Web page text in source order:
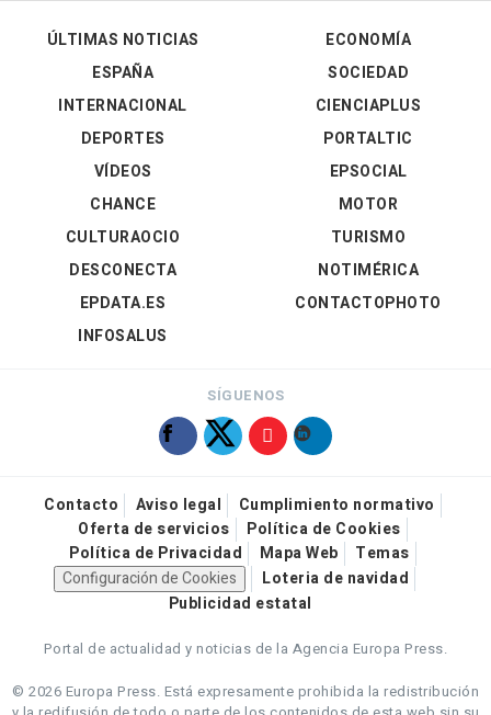
ÚLTIMAS NOTICIAS
ESPAÑA
INTERNACIONAL
DEPORTES
VÍDEOS
ECONOMÍA
SOCIEDAD
CIENCIAPLUS
PORTALTIC
EPSOCIAL
CHANCE
CULTURAOCIO
DESCONECTA
EPDATA.ES
INFOSALUS
MOTOR
TURISMO
NOTIMÉRICA
CONTACTOPHOTO
SÍGUENOS
Contacto Aviso legal
Cumplimiento normativo
Oferta de servicios
Política de Cookies
Política de Privacidad
Mapa Web
Temas
Configuración de Cookies
Loteria de navidad
Publicidad estatal
Portal de actualidad y noticias de la Agencia Europa Press.
© 2026 Europa Press. Está expresamente prohibida la redistribución